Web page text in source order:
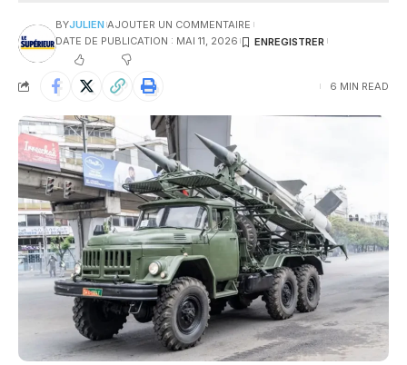
BYJULIEN AJOUTER UN COMMENTAIRE
DATE DE PUBLICATION : MAI 11, 2026
6 MIN READ